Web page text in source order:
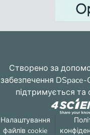
Створено за
забезпечення DSpace-
підтримується та
Налаштування
файлів cookie